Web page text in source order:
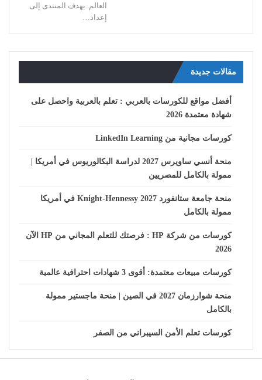
العالم. يهدف المنتدى إلى
إعداد…
مقالات جديدة
أفضل مواقع للكورسات بالعربي : تعلم بالعربية واحصل على
شهادة معتمدة 2026
كورسات مجانية من LinkedIn Learning
منحة أنسي ساويرس 2027 لدراسة البكالوريوس في أمريكا |
ممولة بالكامل للمصريين
منحة جامعة ستانفورد Knight-Hennessy 2027 في أمريكا
ممولة بالكامل
كورسات من شركة HP : فرصتك للتعلم المجاني من HP الآن
2026
كورسات مبيعات معتمدة: أقوى 3 شهادات احترافية عالمية
منحة شوارزمان 2027 في الصين | منحة ماجستير ممولة
بالكامل
كورسات تعلم الأمن السيبراني من الصفر